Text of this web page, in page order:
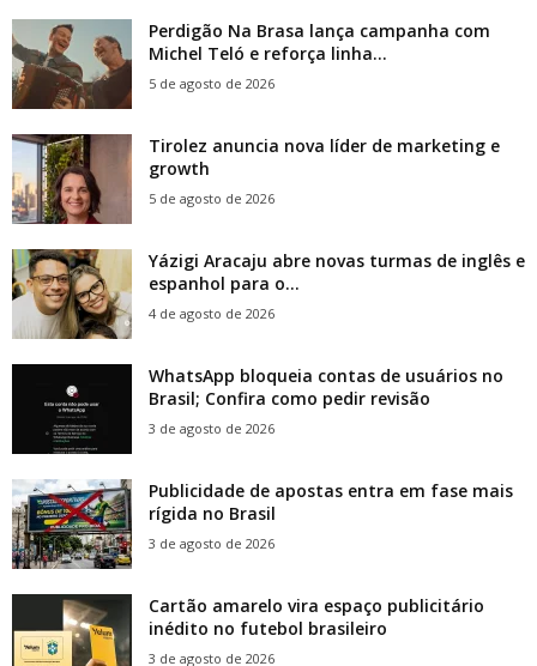
Perdigão Na Brasa lança campanha com
Michel Teló e reforça linha...
5 de agosto de 2026
Tirolez anuncia nova líder de marketing e
growth
5 de agosto de 2026
Yázigi Aracaju abre novas turmas de inglês e
espanhol para o...
4 de agosto de 2026
WhatsApp bloqueia contas de usuários no
Brasil; Confira como pedir revisão
3 de agosto de 2026
Publicidade de apostas entra em fase mais
rígida no Brasil
3 de agosto de 2026
Cartão amarelo vira espaço publicitário
inédito no futebol brasileiro
3 de agosto de 2026